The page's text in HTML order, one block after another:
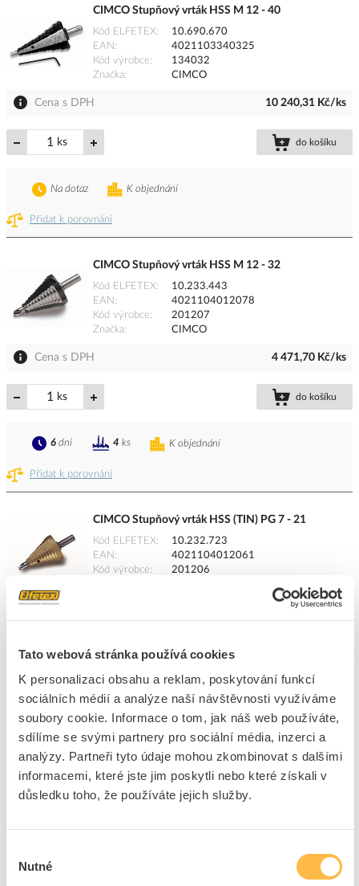
Tato webová stránka používá cookies
K personalizaci obsahu a reklam, poskytování funkcí
sociálních médií a analýze naší návštěvnosti využíváme
soubory cookie. Informace o tom, jak náš web používáte,
sdílíme se svými partnery pro sociální média, inzerci a
analýzy. Partneři tyto údaje mohou zkombinovat s dalšími
informacemi, které jste jim poskytli nebo které získali v
důsledku toho, že používáte jejich služby.
souhlasu
Nutné
CIMCO Stupňový vrták HSS M 12 - 40
Kód ELFETEX
10.690.670
EAN
4021103340325
Kód výrobce
134032
Značka
CIMCO
Cena s DPH 10 240,31 Kč/ks
ks do košíku
Přidat k porovnání
K objednání
Na dotaz
CIMCO Stupňový vrták HSS M 12 - 32
Kód ELFETEX
10.233.443
EAN
4021104012078
Kód výrobce
201207
Značka
CIMCO
Cena s DPH 4 471,70 Kč/ks
ks do košíku
Přidat k porovnání
K objednání
6 dní 4 ks
CIMCO Stupňový vrták HSS (TIN) PG 7 - 21
Kód ELFETEX
10.232.723
EAN
4021104012061
Kód výrobce
201206
ks
K objednání
Na dotaz
CIMCO Stupňový vrták HSS M 12 - 32
Kód ELFETEX
10.042.589
Cena s DPH 2 377,70 Kč/ks